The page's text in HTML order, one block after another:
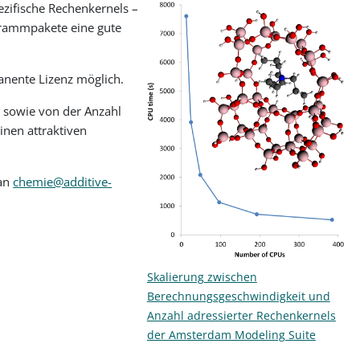
Skalierung zwischen
Berechnungsgeschwindigkeit und
Anzahl adressierter Rechenkernels
der Amsterdam Modeling Suite
Rechenkernels –
eine gute
Lizenz möglich.
von der Anzahl
attraktiven
chemie@additive-